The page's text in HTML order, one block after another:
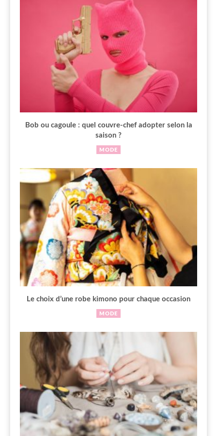
Bob ou cagoule : quel couvre-chef adopter selon la
saison ?
MODE
Le choix d’une robe kimono pour chaque occasion
MODE